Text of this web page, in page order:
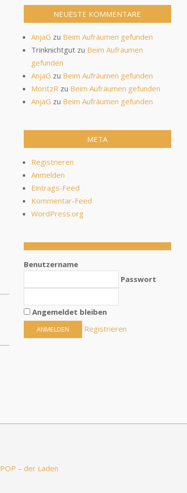
NEUESTE KOMMENTARE
AnjaG zu Beim Aufräumen gefunden
Trinknichtgutzu Beim Aufräumen
gefunden
AnjaG zu Beim Aufräumen gefunden
MoritzRzu Beim Aufräumen gefunden
AnjaG zu Beim Aufräumen gefunden
META
Registrieren
Anmelden
Eintrags-Feed
Kommentar-Feed
WordPress.org
Benutzername
Passwort
Angemeldet bleiben
Registrieren
POP – der Laden